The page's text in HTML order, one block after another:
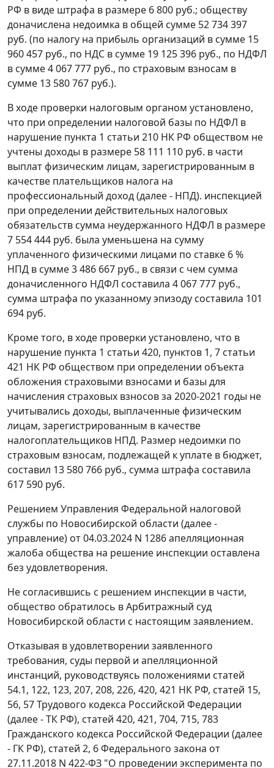
РФ в виде штрафа в размере 6 800 руб.; обществу
доначислена недоимка в общей сумме 52 734 397
руб. (по налогу на прибыль организаций в сумме 15
960 457 руб., по НДС в сумме 19 125 396 руб., по НДФЛ
в сумме 4 067 777 руб., по страховым взносам в
сумме 13 580 767 руб.).
В ходе проверки налоговым органом установлено,
что при определении налоговой базы по НДФЛ в
нарушение пункта 1 статьи 210 НК РФ обществом не
учтены доходы в размере 58 111 110 руб. в части
выплат физическим лицам, зарегистрированным в
качестве плательщиков налога на
профессиональный доход (далее - НПД). инспекцией
при определении действительных налоговых
обязательств сумма неудержанного НДФЛ в размере
7 554 444 руб. была уменьшена на сумму
уплаченного физическими лицами по ставке 6 %
НПД в сумме 3 486 667 руб., в связи с чем сумма
доначисленного НДФЛ составила 4 067 777 руб.,
сумма штрафа по указанному эпизоду составила 101
694 руб.
Кроме того, в ходе проверки установлено, что в
нарушение пункта 1 статьи 420, пунктов 1, 7 статьи
421 НК РФ обществом при определении объекта
обложения страховыми взносами и базы для
начисления страховых взносов за 2020-2021 годы не
учитывались доходы, выплаченные физическим
лицам, зарегистрированным в качестве
налогоплательщиков НПД. Размер недоимки по
страховым взносам, подлежащей к уплате в бюджет,
составил 13 580 766 руб., сумма штрафа составила
617 590 руб.
Решением Управления Федеральной налоговой
службы по Новосибирской области (далее -
управление) от 04.03.2024 N 1286 апелляционная
жалоба общества на решение инспекции оставлена
без удовлетворения.
Не согласившись с решением инспекции в части,
общество обратилось в Арбитражный суд
Новосибирской области с настоящим заявлением.
Отказывая в удовлетворении заявленного
требования, суды первой и апелляционной
инстанций, руководствуясь положениями статей
54.1, 122, 123, 207, 208, 226, 420, 421 НК РФ, статей 15,
56, 57 Трудового кодекса Российской Федерации
(далее - ТК РФ), статей 420, 421, 704, 715, 783
Гражданского кодекса Российской Федерации (далее
- ГК РФ), статей 2, 6 Федерального закона от
27.11.2018 N 422-ФЗ "О проведении эксперимента по